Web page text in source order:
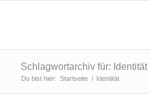
Schlagwortarchiv für: Identität
Du bist hier: Startseite / Identität